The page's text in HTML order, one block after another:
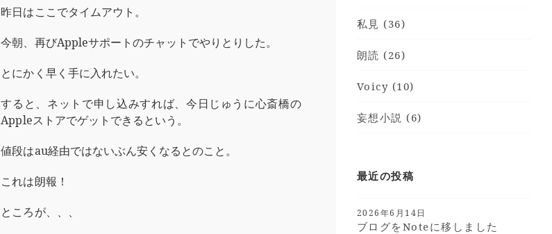
昨日はここでタイムアウト。
今朝、再びAppleサポートのチャットでやりとりした。
とにかく早く手に入れたい。
すると、ネットで申し込みすれば、今日じゅうに心斎橋の
Appleストアでゲットできるという。
値段はau経由ではないぶん安くなるとのこと。
これは朗報！
ところが、、、
私見 (36)
朗読 (26)
Voicy (10)
妄想小説 (6)
最近の投稿
2026年6月14日
ブログをnoteに移しました